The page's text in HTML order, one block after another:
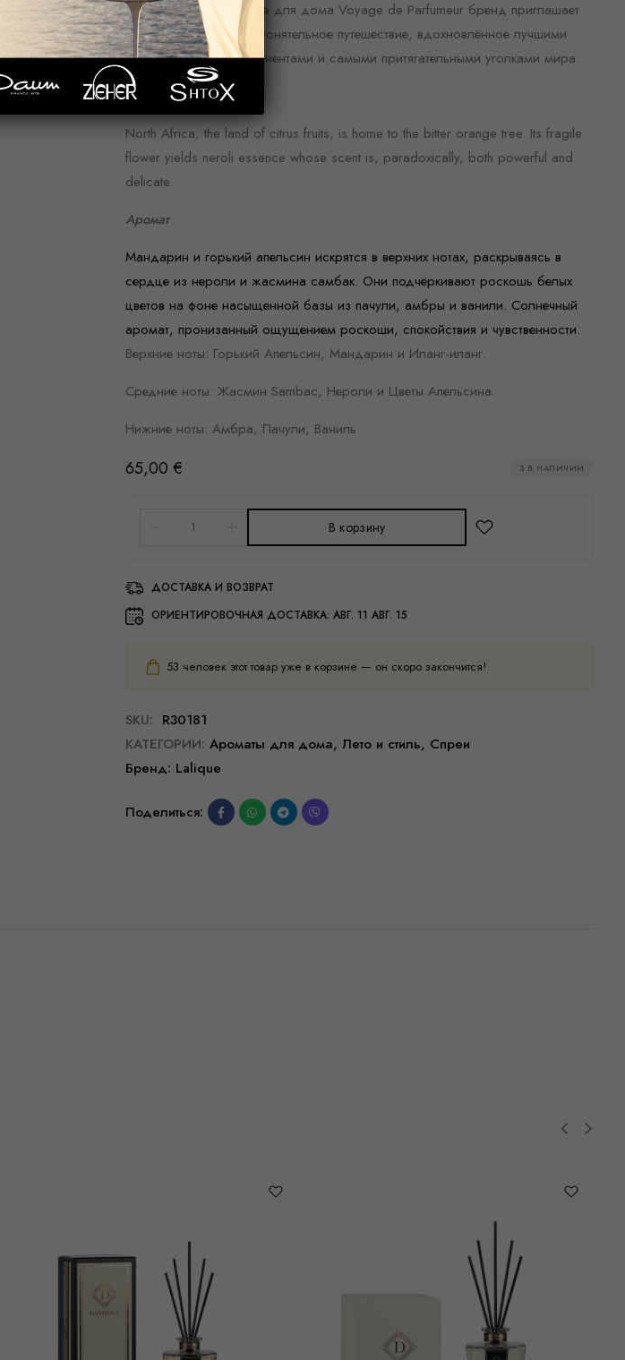
С коллекцией ароматов для дома Voyage de Parfumeur бренд приглашает
вас в увлекательное обонятельное путешествие, вдохновлённое лучшими
парфюмерными ингредиентами и самыми притягательными уголками мира.
Вдохновение
North Africa, the land of citrus fruits, is home to the bitter orange tree. Its fragile
flower yields neroli essence whose scent is, paradoxically, both powerful and
delicate.
Аромат
Мандарин и горький апельсин искрятся в верхних нотах, раскрываясь в
сердце из нероли и жасмина самбак. Они подчёркивают роскошь белых
цветов на фоне насыщенной базы из пачули, амбры и ванили. Солнечный
аромат, пронизанный ощущением роскоши, спокойствия и чувственности.
Верхние ноты: Горький Апельсин, Мандарин и Иланг-иланг.
Средние ноты: Жасмин Sambac, Нероли и Цветы Апельсина.
Нижние ноты: Амбра, Пачули, Ваниль
65,00 € 3 В НАЛИЧИИ
В корзину
ДОСТАВКА И ВОЗВРАТ
ОРИЕНТИРОВОЧНАЯ ДОСТАВКА: АВГ. 11 АВГ. 15
53 человек этот товар уже в корзине — он скоро закончится!
SKU: R30181
КАТЕГОРИИ: Ароматы для дома, Лето и стиль, Спреи
Бренд: Lalique
Поделиться: